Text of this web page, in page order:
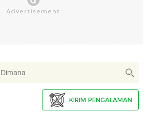
KIRIM PENGALAMAN